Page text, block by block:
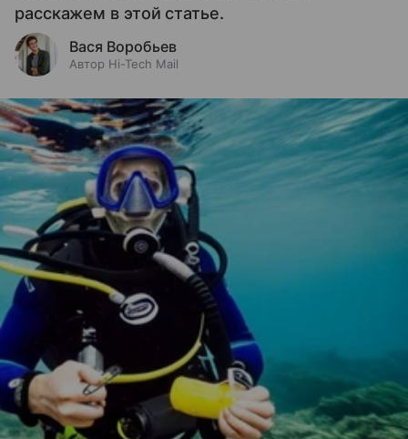
расскажем в этой статье.
Вася Воробьев
Автор Hi-Tech Mail